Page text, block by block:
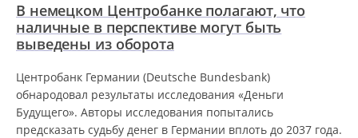
В немецком Центробанке полагают, что
наличные в перспективе могут быть
выведены из оборота
Центробанк Германии (Deutsche Bundesbank)
обнародовал результаты исследования «Деньги
Будущего». Авторы исследования попытались
предсказать судьбу денег в Германии вплоть до 2037 года.